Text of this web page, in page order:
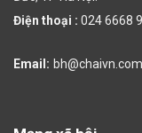
Điện thoại : 024 6668
Email: bh@chaivn.com